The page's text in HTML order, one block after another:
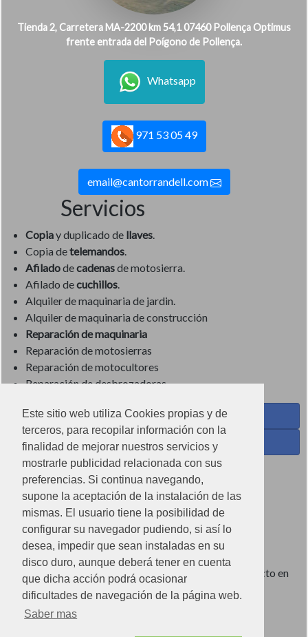
Este sitio web utiliza Cookies propias y de
terceros, para recopilar información con la
finalidad de mejorar nuestros servicios y
mostrarle publicidad relacionada con sus
preferencias. Si continua navegando,
supone la aceptación de la instalación de las
mismas. El usuario tiene la posibilidad de
configurar su navegador pudiendo, si así lo
desea, impedir que sean instaladas en su
disco duro, aunque deberá tener en cuenta
que dicha acción podrá ocasionar
dificultades de navegación de la página web.
Saber mas
Tienda 2, Carretera MA-2200 km 54,1 07460 Pollença Optimus
frente entrada del Poígono de Pollença.
Whatsapp
971 53 05 49
email@cantorrandell.com
Servicios
Copiay duplicado de llaves.
Copia detelemandos.
Afiladodecadenasde motosierra.
Afilado decuchillos.
Alquiler de maquinaria de jardin.
Alquiler de maquinaria de construcción
Reparación de maquinaria
Reparación de motosierras
Reparación de motocultores
Reparación de desbrozadoras
Coses de Cuina - Menaje y hogar en Facebook
Ferreteria Torrandell en Facebook
Coses de Cuina en Instagram
Condiciones de uso
Poítica de redes sociales
Política de cookies
Imágenes no contractuales, pueden diferir de producto en
tienda.